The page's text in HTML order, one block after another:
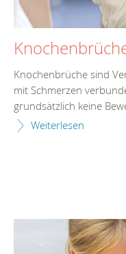
Knochenbrüche sind
mit Schmerzen
grundsätzlich keine
Weiterlesen